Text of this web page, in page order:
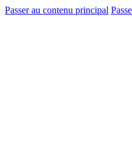
Passer au contenu principal